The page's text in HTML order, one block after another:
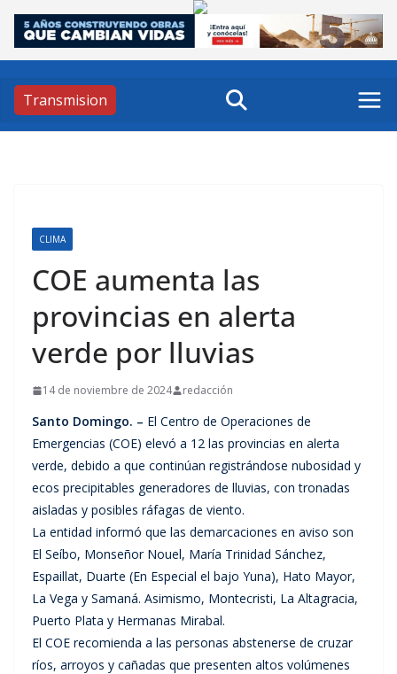
Skip
content
Transmision
CLIMA
COE aumenta las
provincias en alerta
verde por lluvias
14 de noviembre de 2024 redacción
Santo Domingo. – El Centro de Operaciones de
Emergencias (COE) elevó a 12 las provincias en alerta
verde, debido a que continúan registrándose nubosidad y
ecos precipitables generadores de lluvias, con tronadas
aisladas y posibles ráfagas de viento.
La entidad informó que las demarcaciones en aviso son
El Seíbo, Monseñor Nouel, María Trinidad Sánchez,
Espaillat, Duarte (En Especial el bajo Yuna), Hato Mayor,
La Vega y Samaná. Asimismo, Montecristi, La Altagracia,
Puerto Plata y Hermanas Mirabal.
El COE recomienda a las personas abstenerse de cruzar
ríos, arroyos y cañadas que presenten altos volúmenes